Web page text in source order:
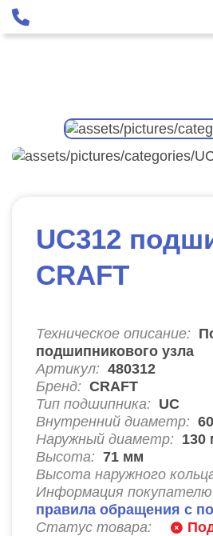
UC312
CRAFT
Техническое описание:
подшипникового узла
Артикул: 480312
Бренд: CRAFT
Тип подшипника: UC
Внутренний диаметр: 60
Наружный диаметр: 130
Высота: 71 мм
Высота наружного
Информация
правила обращения с
Статус товара: